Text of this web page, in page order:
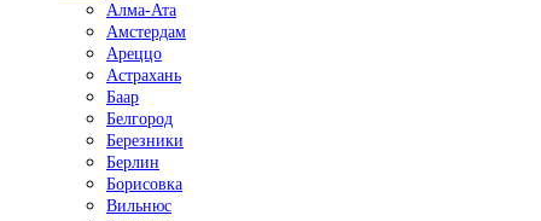
Алма-Ата
Амстердам
Ареццо
Астрахань
Баар
Белгород
Березники
Берлин
Борисовка
Вильнюс